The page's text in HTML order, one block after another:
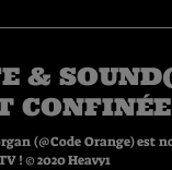
&
(@Code Orange) est
HEAVY1TV ! © 2020 Heavy1